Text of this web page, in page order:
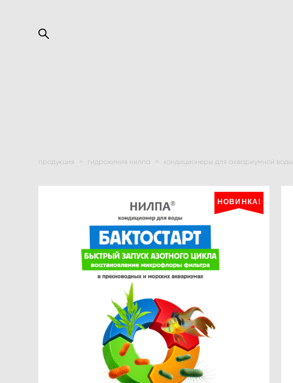
продукция > гидрохимия нилпа > кондиционеры для аквариумной воды
НОВИНКА!